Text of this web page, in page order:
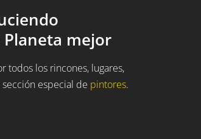
mejor
todos los rincones, lugares,
especial de pintores.